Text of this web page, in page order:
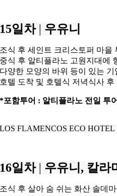
15일차 | 우유니
조식 후 세인트 크리스토퍼 마을
중식 후 알티플라노 고원지대에
다양한 모양의 바위 등이 있는 기
호텔 도착 및 호텔식 저녁식사 후
*포함투어 : 알티플라노 전일 투어
LOS FLAMENCOS ECO HOTEL
16일차 | 우유니, 칼라
조식 후 살아 숨 쉬는 화산 솔데